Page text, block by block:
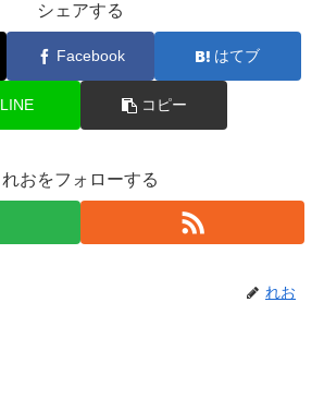
シェアする
Facebook はてブ
LINE コピー
れおをフォローする
れお